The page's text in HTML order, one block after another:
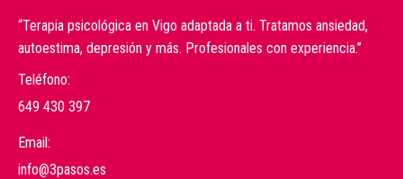
“Terapia psicológica en Vigo adaptada a ti. Tratamos ansiedad,
autoestima, depresión y más. Profesionales con experiencia.”
Teléfono:
649 430 397
Email:
info@3pasos.es